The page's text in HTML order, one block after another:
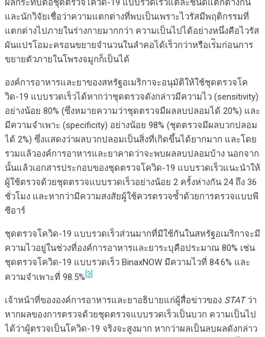
ผลกระทบต่อชุดตรวจโควิด-19 แบบรวดเร็วแต่ละชนิดแตกต่างกัน
และนักวิจัยเชื่อว่าความแตกต่างที่พบเป็นเพราะไวรัสมีพฤติกรรมที่
แตกต่างไปภายในร่างกายมากกว่า ความเป็นไปได้อย่างหนึ่งคือไวรัส
ผันแปรโอมะครอนขยายจำนวนในลำคอได้เร็วกว่าหรือเร่ิมก่อนการ
ขยายตัวภายในโพรงจมูกก็เป็นได้
องค์การอาหารและยาของสหรัฐอเมริกาจะอนุมัติให้ใช้ชุดตรวจโค
วิด-19 แบบรวดเร็วได้หากว่าชุดตรวจดังกล่าวมีความไว (sensitivity)
อย่างน้อย 80% (ซึ่งหมายความว่าชุดตรวจมีผลลบปลอมได้ 20%) และ
มีความจำเพาะ (specificity) อย่างน้อย 98% (ชุดตรวจมีผลบวกปลอม
ได้ 2%) ซึ่งแสดงว่าผลบวกปลอมเป็นสิ่งที่เกิดขึ้นได้ยากมาก และโดย
รวมแล้วองค์การอาหารและยาคาดว่าจะพบผลลบปลอมบ้าง นอกจาก
นั้นแล้วเอกสารประกอบของชุดตรวจโควิด-19 แบบรวดเร็วแนะนำให้
ผู้ใช้ตรวจด้วยชุดตรวจแบบรวดเร็วอย่างน้อย 2 ครั้งห่างกัน 24 ถึง 36
ชั่วโมง และหากว่ามีความสงสัยผู้ใช้ควรตรวจซ้ำด้วยการตรวจแบบพี
ซีอาร์
ชุดตรวจโควิด-19 แบบรวดเร็วส่วนมากที่มีใช้กันในสหรัฐอเมริกาจะมี
ความไวอยู่ในช่วงที่องค์การอาหารและยาระบุคือประมาณ 80% เช่น
ชุดตรวจโควิด-19 แบบรวดเร็ว BinaxNOW มีความไวที่ 84.6% และ
ความจำเพาะที่ 98.5% [3]
เจ้าหน้าที่ขององค์การอาหารและยาอธิบายแก่ผู้สื่อข่าวของ STATว่า
หากผลของการตรวจด้วยชุดตรวจแบบรวดเร็วเป็นบวก ความเป็นไป
ได้ว่าผู้ตรวจเป็นโควิด-19 จริงจะสูงมาก หากว่าผลเป็นลบผลดังกล่าว